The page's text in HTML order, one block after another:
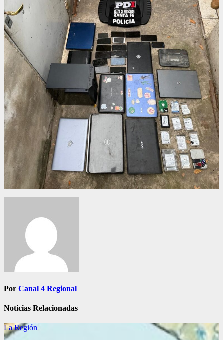
entradas
Por Canal 4 Regional
Noticias Relacionadas
La Región